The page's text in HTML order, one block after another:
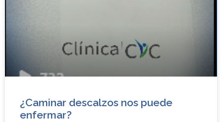
¿Caminar descalzos nos puede
enfermar?